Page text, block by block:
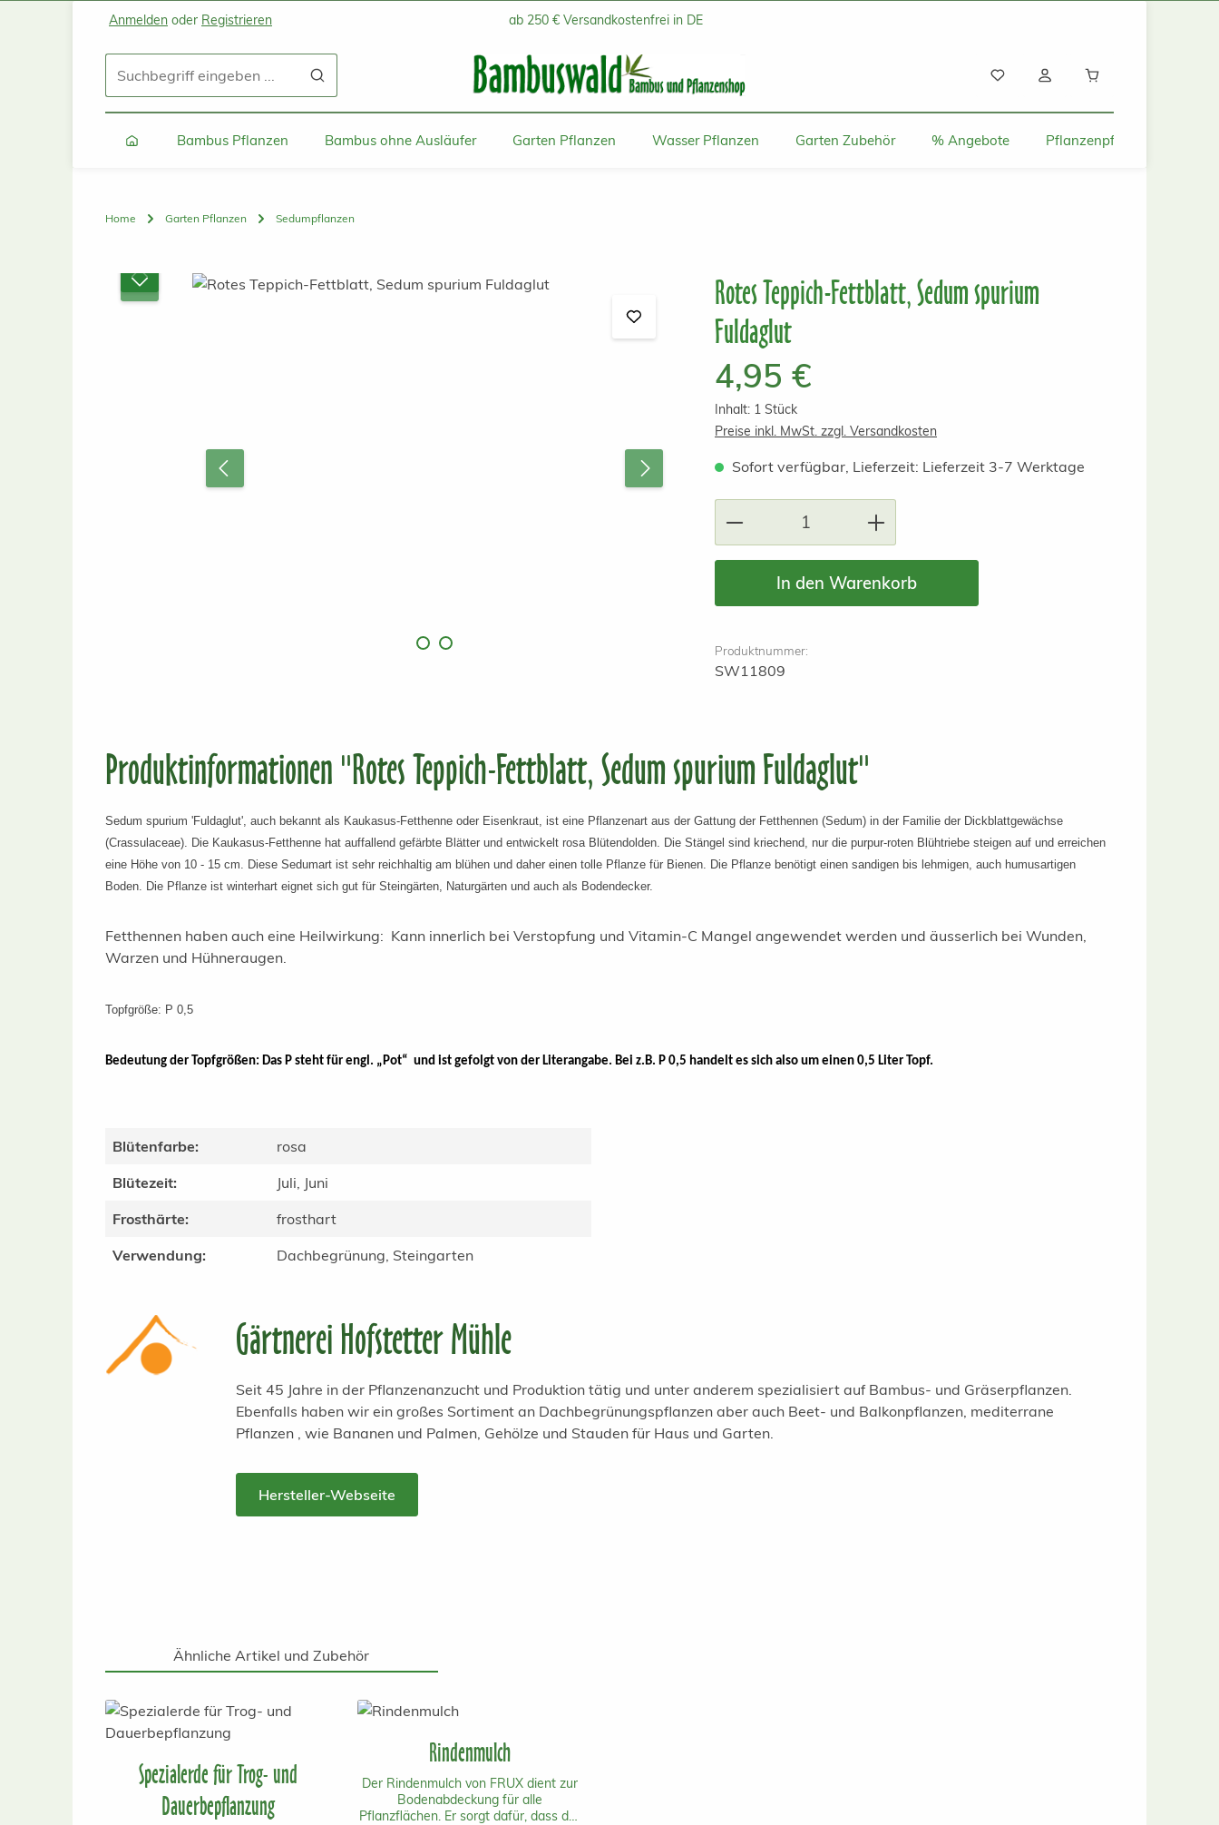
Zum Hauptinhalt springen
Zur Suche springen
Zur Hauptnavigation springen
Anmelden oder Registrieren ab 250 € Versandkostenfrei in DE
Bambus Pflanzen Bambus ohne Ausläufer Garten Pflanzen Wasser Pflanzen Garten Zubehör % Angebote Pflanzenpflege und Tipps
Home Garten Pflanzen Sedumpflanzen
Bildergalerie überspringen
Rotes Teppich-Fettblatt, Sedum spurium
Fuldaglut
Regulärer Preis:
4,95 €
Inhalt: 1 Stück
Preise inkl. MwSt. zzgl. Versandkosten
Sofort verfügbar, Lieferzeit: Lieferzeit 3-7 Werktage
Produkt Anzahl: Gib den gewünschten Wert ein
In den Warenkorb
Produktnummer:
SW11809
Produktinformationen "Rotes Teppich-Fettblatt, Sedum spurium Fuldaglut"
Sedum spurium 'Fuldaglut', auch bekannt als Kaukasus-Fetthenne oder Eisenkraut, ist eine Pflanzenart aus der Gattung der Fetthennen (Sedum) in der Familie der Dickblattgewächse
(Crassulaceae). Die Kaukasus-Fetthenne hat auffallend gefärbte Blätter und entwickelt rosa Blütendolden. Die Stängel sind kriechend, nur die purpur-roten Blühtriebe steigen auf und erreichen
eine Höhe von 10 - 15 cm. Diese Sedumart ist sehr reichhaltig am blühen und daher einen tolle Pflanze für Bienen. Die Pflanze benötigt einen sandigen bis lehmigen, auch humusartigen
Boden. Die Pflanze ist winterhart eignet sich gut für Steingärten, Naturgärten und auch als Bodendecker.
Fetthennen haben auch eine Heilwirkung: Kann innerlich bei Verstopfung und Vitamin-C Mangel angewendet werden und äusserlich bei Wunden,
Warzen und Hühneraugen.
Topfgröße: P 0,5
Bedeutung der Topfgrößen: Das P steht für engl. „Pot“ und ist gefolgt von der Literangabe. Bei z.B. P 0,5 handelt es sich also um einen 0,5 Liter Topf.
Blütenfarbe:
rosa
Blütezeit:
Juli, Juni
Frosthärte:
frosthart
Verwendung:
Dachbegrünung, Steingarten
Gärtnerei Hofstetter Mühle
Seit 45 Jahre in der Pflanzenanzucht und Produktion tätig und unter anderem spezialisiert auf Bambus- und Gräserpflanzen.
Ebenfalls haben wir ein großes Sortiment an Dachbegrünungspflanzen aber auch Beet- und Balkonpflanzen, mediterrane
Pflanzen , wie Bananen und Palmen, Gehölze und Stauden für Haus und Garten.
Hersteller-Webseite
Ähnliche Artikel und Zubehör
Produktgalerie überspringen
Spezialerde für Trog- und
Dauerbepflanzung
Rindenmulch
Der Rindenmulch von FRUX dient zur
Bodenabdeckung für alle
Pflanzflächen. Er sorgt dafür, dass der